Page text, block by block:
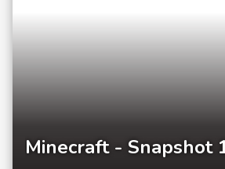
Minecraft - Snapshot